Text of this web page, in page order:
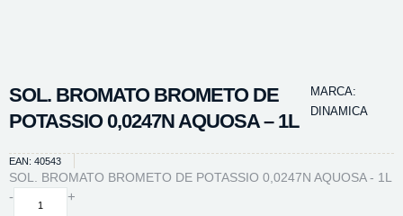
SOL. BROMATO BROMETO DE
POTASSIO 0,0247N AQUOSA – 1L
MARCA:
DINAMICA
EAN: 40543
SOL. BROMATO BROMETO DE POTASSIO 0,0247N AQUOSA - 1L
-
SOL.
+